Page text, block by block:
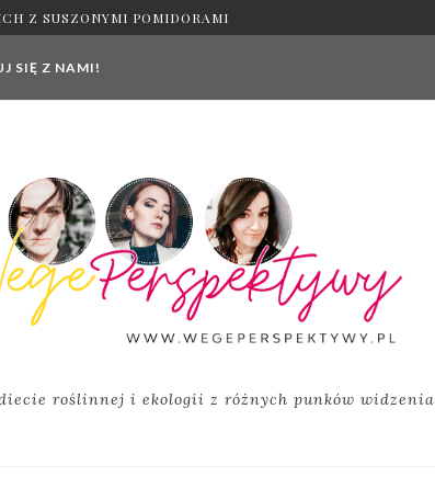
Z SUSZONYMI POMIDORAMI
SIĘ Z NAMI!
roślinnej i ekologii z różnych punków widzenia